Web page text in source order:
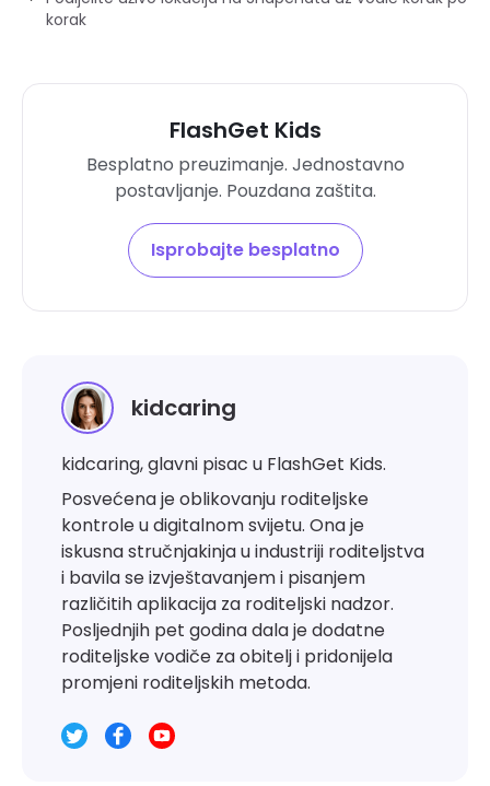
korak
FlashGet Kids
Besplatno preuzimanje. Jednostavno
postavljanje. Pouzdana zaštita.
Isprobajte besplatno
kidcaring
kidcaring, glavni pisac u FlashGet Kids.
Posvećena je oblikovanju roditeljske
kontrole u digitalnom svijetu. Ona je
iskusna stručnjakinja u industriji roditeljstva
i bavila se izvještavanjem i pisanjem
različitih aplikacija za roditeljski nadzor.
Posljednjih pet godina dala je dodatne
roditeljske vodiče za obitelj i pridonijela
promjeni roditeljskih metoda.